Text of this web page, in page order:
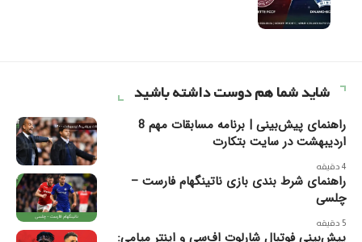
شاید شما هم دوست داشته باشید
راهنمای پیش‌بینی | برنامه مسابقات مهم 8
اردیبهشت در سایت بتکارت
4 دقیقه
راهنمای شرط بندی بازی ناتینگهام فارست –
چلسی
5 دقیقه
پیش‌بینی فوتبال شارلوت اف‌سی و اینتر میامی: